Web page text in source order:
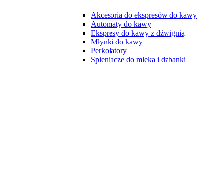
Akcesoria do ekspresów do kawy
Automaty do kawy
Ekspresy do kawy z dźwignią
Młynki do kawy
Perkolatory
Spieniacze do mleka i dzbanki